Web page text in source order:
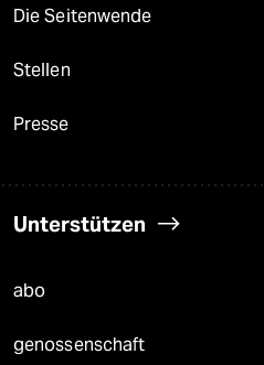
Die Seitenwende
Stellen
Presse
Unterstützen
abo
genossenschaft